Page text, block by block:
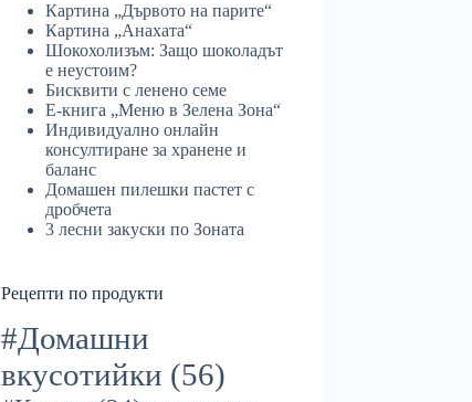
Картина „Дървото на парите“
Картина „Анахата“
Шокохолизъм: Защо шоколадът
е неустоим?
Бисквити с ленено семе
Е-книга „Меню в Зелена Зона“
Индивидуално онлайн
консултиране за хранене и
баланс
Домашен пилешки пастет с
дробчета
3 лесни закуски по Зоната
Рецепти по продукти
#Домашни
вкусотийки (56)